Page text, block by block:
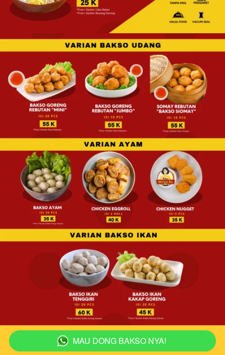
` MAU DONG BAKSO NYA!